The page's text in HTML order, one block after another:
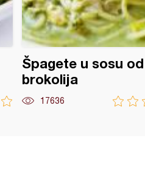
Špagete u sosu od
brokolija
17636